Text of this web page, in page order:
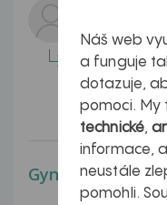
Dobrý
Celá
Gynekologické
Náš web
a funguje
dotazuje,
pomoci. My
technické,
informace,
neustále
pomohli.